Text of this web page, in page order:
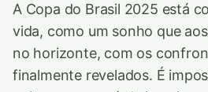
A Copa do Brasil 2025 está
vida, como um sonho que
no horizonte, com os
finalmente revelados. É